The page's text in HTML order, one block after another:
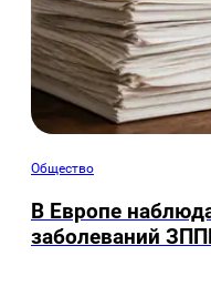
Общество
В Европе
заболеваний